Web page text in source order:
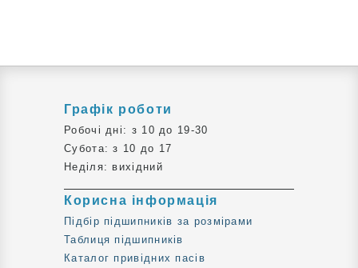
Графік роботи
Робочі дні: з 10 до 19-30
Субота: з 10 до 17
Неділя: вихідний
Корисна інформація
Підбір підшипників за розмірами
Таблиця підшипників
Каталог привідних пасів